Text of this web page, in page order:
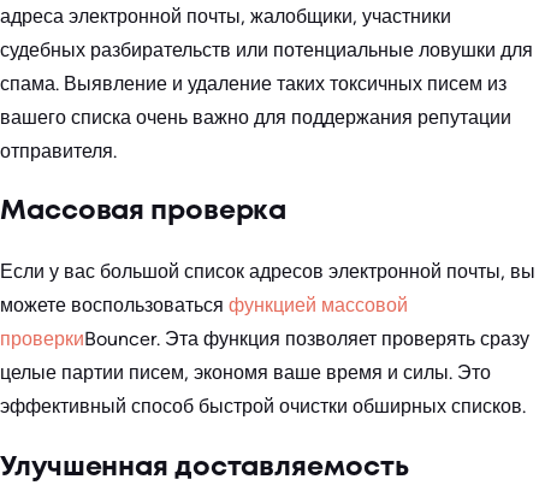
адреса электронной почты, жалобщики, участники
судебных разбирательств или потенциальные ловушки для
спама. Выявление и удаление таких токсичных писем из
вашего списка очень важно для поддержания репутации
отправителя.
Массовая проверка
Если у вас большой список адресов электронной почты, вы
можете воспользоваться функцией массовой
проверкиBouncer. Эта функция позволяет проверять сразу
целые партии писем, экономя ваше время и силы. Это
эффективный способ быстрой очистки обширных списков.
Улучшенная доставляемость